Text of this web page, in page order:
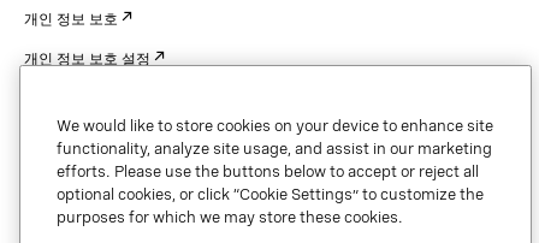
개인 정보 보호
개인 정보 보호 설정
저작권
보안 및 신뢰
We would like to store cookies on your device to enhance site
functionality, analyze site usage, and assist in our marketing
efforts. Please use the buttons below to accept or reject all
optional cookies, or click “Cookie Settings” to customize the
purposes for which we may store these cookies.